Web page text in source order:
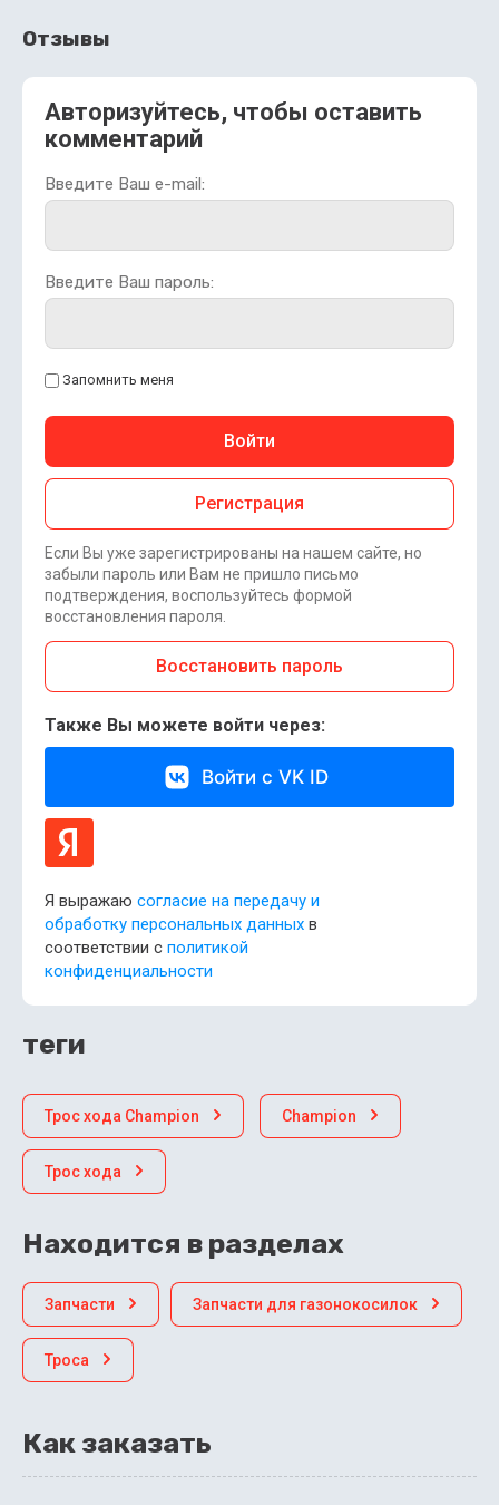
Отзывы
Авторизуйтесь, чтобы оставить
комментарий
Введите Ваш e-mail:
Введите Ваш пароль:
Запомнить меня
Войти
Регистрация
Если Вы уже зарегистрированы на нашем сайте, но
забыли пароль или Вам не пришло письмо
подтверждения, воспользуйтесь формой
восстановления пароля.
Восстановить пароль
Также Вы можете войти через:
Войти с VK ID
Я выражаю согласие на передачу и
обработку персональных данных в
соответствии с политикой
конфиденциальности
теги
Трос хода Champion Champion
Трос хода
Находится в разделах
Запчасти Запчасти для газонокосилок
Троса
Как заказать